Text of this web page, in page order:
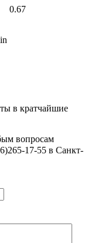
0.67
в кратчайшие
вопросам
17-55 в Санкт-